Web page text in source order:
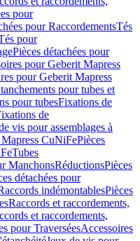
pour
pour RaccordementsTés
pour
Pièces détachées pour
pour Geberit Mapress
pour Geberit Mapress
pour tubes et
pour tubesFixations de
de
vis pour assemblages à
CuNiFePièces
Tubes
ManchonsRéductionsPièces
détachées pour
indémontablesPièces
Raccords et raccordements,
et raccordements,
pour TraverséesAccessoires